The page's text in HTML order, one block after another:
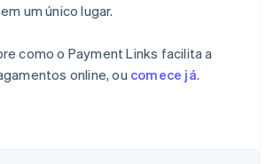
um único lugar.
como o Payment Links facilita a
online, ou comece já.